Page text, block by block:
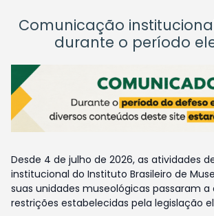
Comunicação
durante o período
Desde 4 de julho de 2026, as atividades
institucional do Instituto Brasileiro de
suas unidades museológicas passaram a
restrições estabelecidas pela legislação